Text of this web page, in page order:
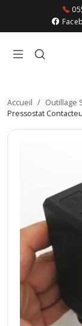
Accueil / Outillage
Pressostat